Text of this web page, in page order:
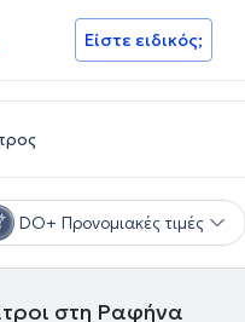
Είστε ειδικός;
DO+ Προνομιακές τιμές
στη Ραφήνα